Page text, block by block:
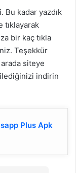
Bu kadar yazdık
tıklayarak
bir kaç tıkla
Teşekkür
siteye
indirin
Plus Apk